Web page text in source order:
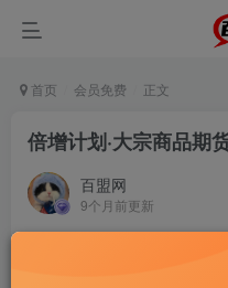
首页 会员免费 正文
倍增计划·大宗商品期
百盟网
9个月前更新